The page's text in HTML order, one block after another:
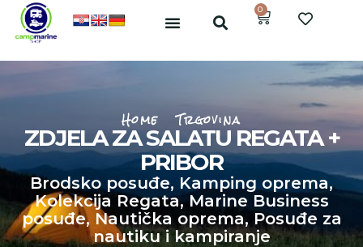
0
Home Trgovina
ZDJELA ZA SALATU REGATA +
PRIBOR
Brodsko posuđe, Kamping oprema,
Kolekcija Regata,Marine Business
posuđe, Nautička oprema, Posuđe za
nautiku i kampiranje